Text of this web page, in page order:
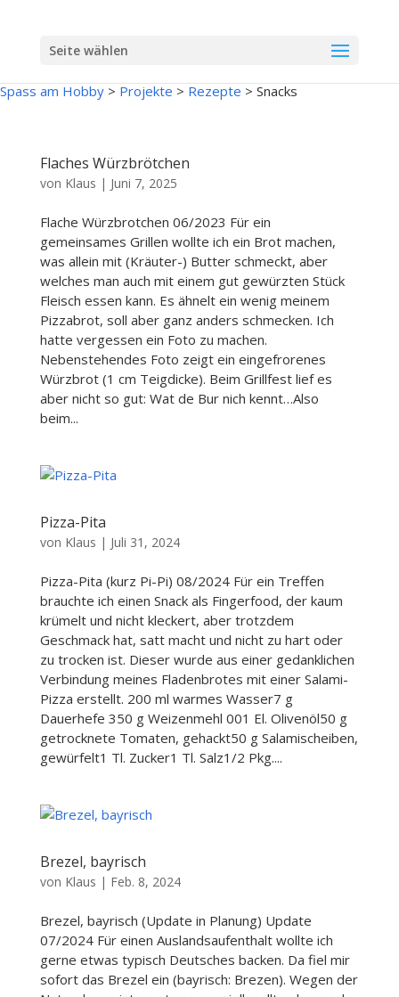
Seite wählen
Spass am Hobby > Projekte > Rezepte > Snacks
Flaches Würzbrötchen
von Klaus | Juni 7, 2025
Flache Würzbrotchen 06/2023 Für ein
gemeinsames Grillen wollte ich ein Brot machen,
was allein mit (Kräuter-) Butter schmeckt, aber
welches man auch mit einem gut gewürzten Stück
Fleisch essen kann. Es ähnelt ein wenig meinem
Pizzabrot, soll aber ganz anders schmecken. Ich
hatte vergessen ein Foto zu machen.
Nebenstehendes Foto zeigt ein eingefrorenes
Würzbrot (1 cm Teigdicke). Beim Grillfest lief es
aber nicht so gut: Wat de Bur nich kennt…Also
beim...
Pizza-Pita
von Klaus | Juli 31, 2024
Pizza-Pita (kurz Pi-Pi) 08/2024 Für ein Treffen
brauchte ich einen Snack als Fingerfood, der kaum
krümelt und nicht kleckert, aber trotzdem
Geschmack hat, satt macht und nicht zu hart oder
zu trocken ist. Dieser wurde aus einer gedanklichen
Verbindung meines Fladenbrotes mit einer Salami-
Pizza erstellt. 200 ml warmes Wasser7 g
Dauerhefe 350 g Weizenmehl 001 El. Olivenöl50 g
getrocknete Tomaten, gehackt50 g Salamischeiben,
gewürfelt1 Tl. Zucker1 Tl. Salz1/2 Pkg....
Brezel, bayrisch
von Klaus | Feb. 8, 2024
Brezel, bayrisch (Update in Planung) Update
07/2024 Für einen Auslandsaufenthalt wollte ich
gerne etwas typisch Deutsches backen. Da fiel mir
sofort das Brezel ein (bayrisch: Brezen). Wegen der